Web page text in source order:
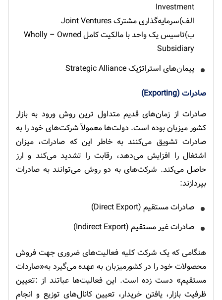
Investment
الف)سرمایه‌گذاری مشترک Joint Ventures
ب)تاسیس یک واحد با مالکیت کامل Wholly – Owned
Subsidiary
پیمان‌های استراتژیک Strategic Alliance
صادرات (Exporting)
صادرات از زمان‌های قدیم متداول ترین روش ورود به بازار
کشور میزبان بوده است. دولت‌ها معمولاً شرکت‌های خود را به
صادرات تشویق می‌کنند به خاطر این که صادرات، میزان
اشتغال را افزایش می‌دهد، رقابت را تشدید می‌کند و ارز
حاصل می‌کند. شرکت‌های به دو روش می‌توانند به صادرات
بپردازند:
صادرات مستقیم (Direct Export)
صادرات غیر مستقیم (Indirect Export)
هنگامی که یک شرکت کلیه فعالیت‌های ضروری جهت فروش
محصولات خود را در کشورمیزبان به عهده می‌گیرد به«صاردات
مستقیم» دست زده است. این فعالیت‌ها عباتند از :تعیین
ظرفیت بازار، یافتن خریدار، تعیین کانال‌های توزیع و انجام